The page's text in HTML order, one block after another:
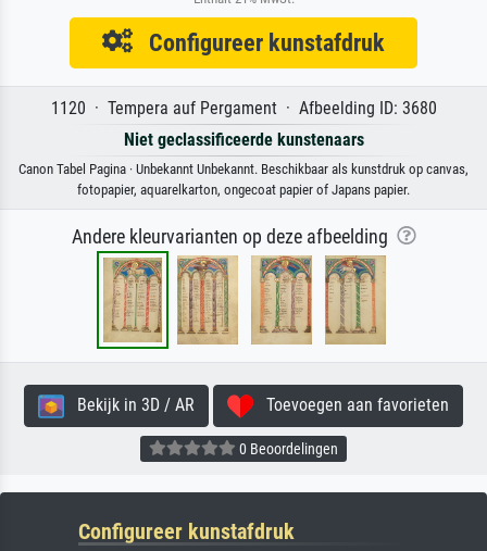
Configureer kunstafdruk
1120 · Tempera auf Pergament · Afbeelding ID: 3680
Niet geclassificeerde kunstenaars
Canon Tabel Pagina · Unbekannt Unbekannt. Beschikbaar als kunstdruk op canvas,
fotopapier, aquarelkarton, ongecoat papier of Japans papier.
Andere kleurvarianten op deze afbeelding
Bekijk in 3D / AR Toevoegen aan favorieten
0 Beoordelingen
Configureer kunstafdruk